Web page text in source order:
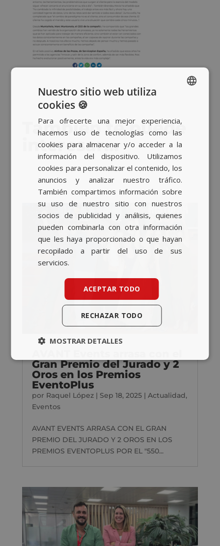
También te puede
interesar…
Gran Premio del Jurado y 2
Oros en los Premios
EventoPlus
por Raquel López| Sep 18, 2025| Actualidad,
Eventos
AVANT EVENTS ARRASA CON EL GRAN
PREMIO DEL JURADO Y 2 OROS EN LOS
PREMIOS EVENTOPLUS POR EL "550...
BASQUE
ENGLISH
Nuestro sitio web utiliza
cookies 🍪
Para ofrecerte una mejor experiencia,
hacemos uso de tecnologías como las
cookies para almacenar y/o acceder a la
información del dispositivo. Utilizamos
cookies para personalizar el contenido, los
anuncios y analizar nuestro tráfico.
También compartimos información sobre
su uso de nuestro sitio con nuestros
socios de publicidad y análisis, quienes
pueden combinarla con otra información
que les haya proporcionado o que hayan
recopilado a partir del uso de sus
servicios.
ACEPTAR TODO
RECHAZAR TODO
MOSTRAR DETALLES